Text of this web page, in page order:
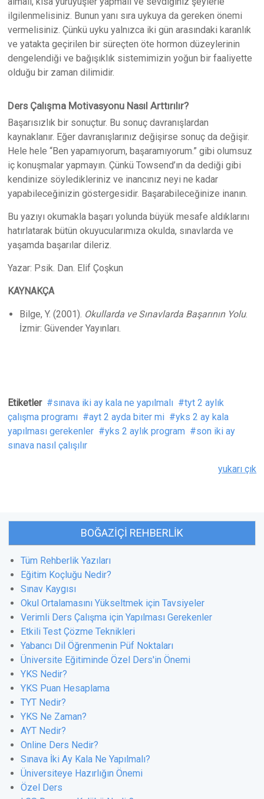
ilgilenmelisiniz. Bunun yanı sıra uykuya da gereken önemi
vermelisiniz. Çünkü uyku yalnızca iki gün arasındaki karanlık
ve yatakta geçirilen bir süreçten öte hormon düzeylerinin
dengelendiği ve bağışıklık sistemimizin yoğun bir faaliyette
olduğu bir zaman dilimidir.
Ders Çalışma Motivasyonu Nasıl Arttırılır?
Başarısızlık bir sonuçtur. Bu sonuç davranışlardan
kaynaklanır. Eğer davranışlarınız değişirse sonuç da değişir.
Hele hele “Ben yapamıyorum, başaramıyorum.” gibi olumsuz
iç konuşmalar yapmayın. Çünkü Towsend’ın da dediği gibi
kendinize söyledikleriniz ve inancınız neyi ne kadar
yapabileceğinizin göstergesidir. Başarabileceğinize inanın.
Bu yazıyı okumakla başarı yolunda büyük mesafe aldıklarını
hatırlatarak bütün okuyucularımıza okulda, sınavlarda ve
yaşamda başarılar dileriz.
Yazar: Psik. Dan. Elif Çoşkun
KAYNAKÇA
Bilge, Y. (2001). Okullarda ve Sınavlarda Başarının Yolu.
İzmir: Güvender Yayınları.
Etiketler sınava iki ay kala ne yapılmalı
tyt 2 aylık
çalışma programı
ayt 2 ayda biter mi
yks 2 ay kala
yapılması gerekenler
yks 2 aylık program
son iki ay
sınava nasıl çalışılır
yukarı çık
BOĞAZIÇI REHBERLIK
Tüm Rehberlik Yazıları
Eğitim Koçluğu Nedir?
Sınav Kaygısı
Okul Ortalamasını Yükseltmek için Tavsiyeler
Verimli Ders Çalışma için Yapılması Gerekenler
Etkili Test Çözme Teknikleri
Yabancı Dil Öğrenmenin Püf Noktaları
Üniversite Eğitiminde Özel Ders'in Önemi
YKS Nedir?
YKS Puan Hesaplama
TYT Nedir?
YKS Ne Zaman?
AYT Nedir?
Online Ders Nedir?
Sınava İki Ay Kala Ne Yapılmalı?
Üniversiteye Hazırlığın Önemi
Özel Ders